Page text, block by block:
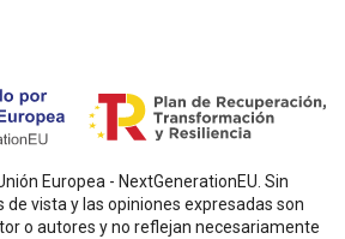
Europea - NextGenerationEU. Sin
de vista y las opiniones expresadas son
o autores y no reflejan necesariamente